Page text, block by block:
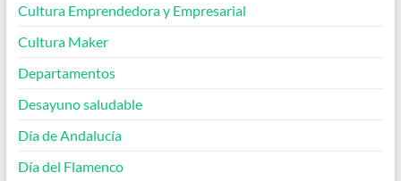
Cultura Emprendedora y Empresarial
Cultura Maker
Departamentos
Desayuno saludable
Día de Andalucía
Día del Flamenco